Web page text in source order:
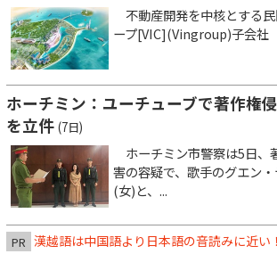
不動産開発を中核とする
ープ[VIC](Vingroup)子会社
ホーチミン：ユーチューブで著作権
を立件 (7日)
ホーチミン市警察は5日、
害の容疑で、歌手のグエン
(女)と、...
PR 漢越語は中国語より日本語の音読みに近い！